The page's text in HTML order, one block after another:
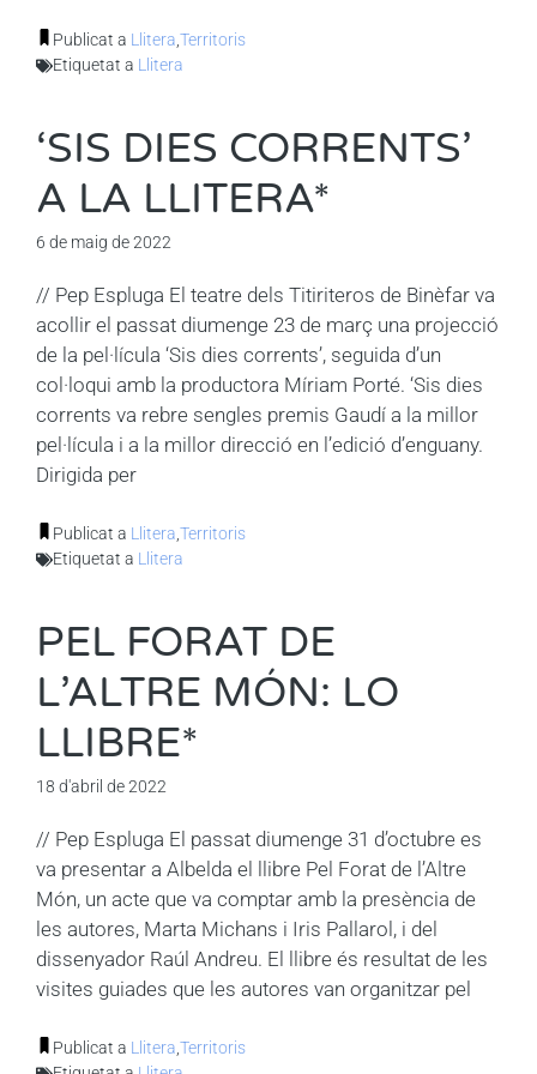
Publicat a Llitera Territoris
Etiquetat a Llitera
‘SIS DIES CORRENTS’
A LA LLITERA*
6 de maig de 2022
// Pep Espluga El teatre dels Titiriteros de Binèfar va
acollir el passat diumenge 23 de març una projecció
de la pel·lícula ‘Sis dies corrents’, seguida d’un
col·loqui amb la productora Míriam Porté. ‘Sis dies
corrents va rebre sengles premis Gaudí a la millor
pel·lícula i a la millor direcció en l’edició d’enguany.
Dirigida per
Publicat a Llitera Territoris
Etiquetat a Llitera
PEL FORAT DE
L’ALTRE MÓN: LO
LLIBRE*
18 d'abril de 2022
// Pep Espluga El passat diumenge 31 d’octubre es
va presentar a Albelda el llibre Pel Forat de l’Altre
Món, un acte que va comptar amb la presència de
les autores, Marta Michans i Iris Pallarol, i del
dissenyador Raúl Andreu. El llibre és resultat de les
visites guiades que les autores van organitzar pel
Publicat a Llitera Territoris